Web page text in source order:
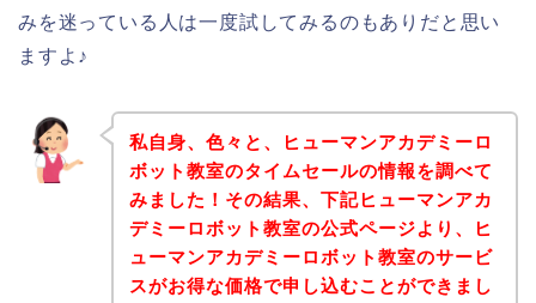
みを迷っている人は一度試してみるのもありだと思い
ますよ♪
私自身、色々と、ヒューマンアカデミーロ
ボット教室のタイムセールの情報を調べて
みました！その結果、下記ヒューマンアカ
デミーロボット教室の公式ページより、ヒ
ューマンアカデミーロボット教室のサービ
スがお得な価格で申し込むことができまし